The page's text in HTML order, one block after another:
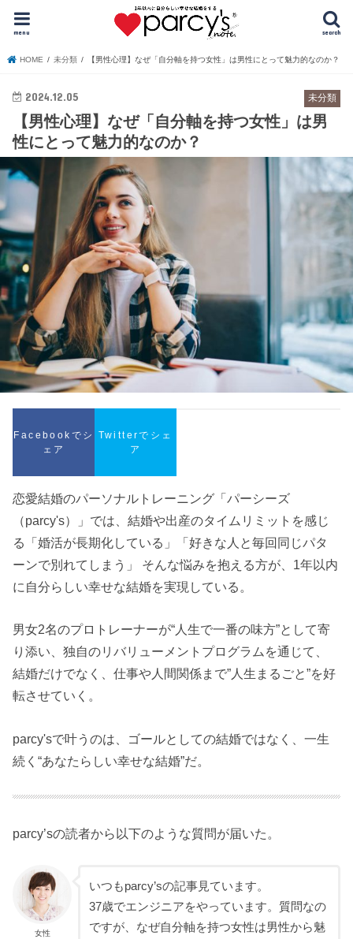
search
menu
HOME 未分類 【男性心理】なぜ「自分軸を持つ女性」は男性にとって魅力的なのか？
未分類
2024.12.05
【男性心理】なぜ「自分軸を持つ女性」は男
性にとって魅力的なのか？
Facebookでシ
ェア
Twitterでシェ
ア
恋愛結婚のパーソナルトレーニング「パーシーズ
（parcy's）」では、結婚や出産のタイムリミットを感じ
る「婚活が長期化している」「好きな人と毎回同じパタ
ーンで別れてしまう」 そんな悩みを抱える方が、1年以内
に自分らしい幸せな結婚を実現している。
男女2名のプロトレーナーが“人生で一番の味方”として寄
り添い、独自のリバリューメントプログラムを通じて、
結婚だけでなく、仕事や人間関係まで”人生まるごと”を好
転させていく。
parcy'sで叶うのは、ゴールとしての結婚ではなく、一生
続く“あなたらしい幸せな結婚”だ。
parcy’sの読者から以下のような質問が届いた。
女性
いつもparcy’sの記事見ています。
37歳でエンジニアをやっています。質問なの
ですが、なぜ自分軸を持つ女性は男性から魅